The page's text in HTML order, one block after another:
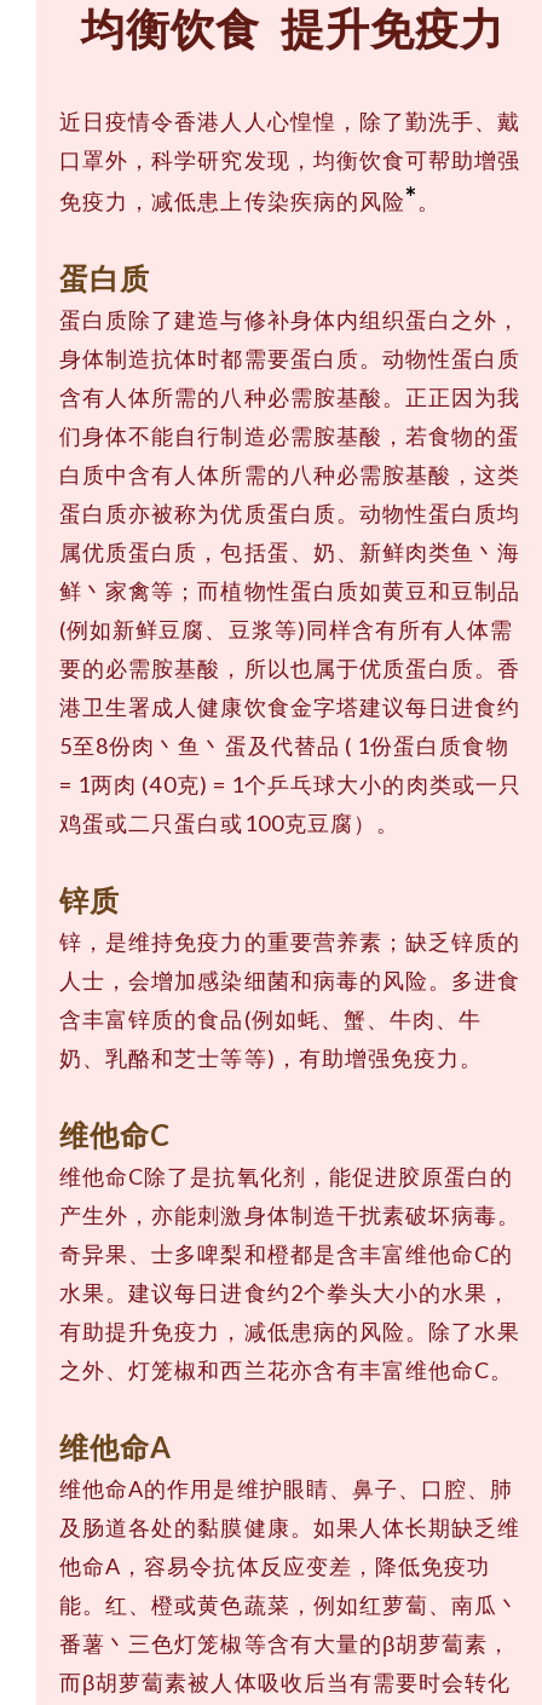
均衡饮食 提升免疫力
近日疫情令香港人人心惶惶，除了勤洗手、戴
口罩外，科学研究发现，均衡饮食可帮助增强
免疫力，减低患上传染疾病的风险*。
蛋白质
蛋白质除了建造与修补身体内组织蛋白之外，
身体制造抗体时都需要蛋白质。动物性蛋白质
含有人体所需的八种必需胺基酸。正正因为我
们身体不能自行制造必需胺基酸，若食物的蛋
白质中含有人体所需的八种必需胺基酸，这类
蛋白质亦被称为优质蛋白质。动物性蛋白质均
属优质蛋白质，包括蛋、奶、新鲜肉类鱼丶海
鲜丶家禽等；而植物性蛋白质如黄豆和豆制品
(例如新鲜豆腐、豆浆等)同样含有所有人体需
要的必需胺基酸，所以也属于优质蛋白质。香
港卫生署成人健康饮食金字塔建议每日进食约
5至8份肉丶鱼丶蛋及代替品 ( 1份蛋白质食物
= 1两肉 (40克) = 1个乒乓球大小的肉类或一只
鸡蛋或二只蛋白或100克豆腐）。
锌质
锌，是维持免疫力的重要营养素；缺乏锌质的
人士，会增加感染细菌和病毒的风险。多进食
含丰富锌质的食品(例如蚝、蟹、牛肉、牛
奶、乳酪和芝士等等)，有助增强免疫力。
维他命C
维他命C除了是抗氧化剂，能促进胶原蛋白的
产生外，亦能刺激身体制造干扰素破坏病毒。
奇异果、士多啤梨和橙都是含丰富维他命C的
水果。建议每日进食约2个拳头大小的水果，
有助提升免疫力，减低患病的风险。除了水果
之外、灯笼椒和西兰花亦含有丰富维他命C。
维他命A
维他命A的作用是维护眼睛、鼻子、口腔、肺
及肠道各处的黏膜健康。如果人体长期缺乏维
他命A，容易令抗体反应变差，降低免疫功
能。红、橙或黄色蔬菜，例如红萝蔔、南瓜丶
番薯丶三色灯笼椒等含有大量的β胡萝蔔素，
而β胡萝蔔素被人体吸收后当有需要时会转化